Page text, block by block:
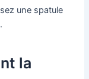
une spatule
la